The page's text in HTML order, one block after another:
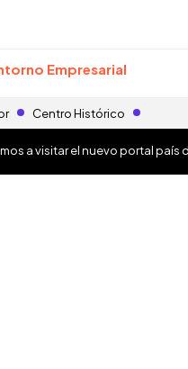
Empresarial
Centro Histórico
a visitar el nuevo portal